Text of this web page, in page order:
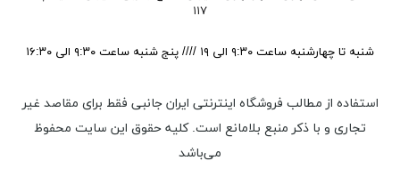
۱۱۷
شنبه تا چهارشنبه ساعت ۹:۳۰ الی ۱۹ //// پنج شنبه ساعت ۹:۳۰ الی ۱۶:۳۰
استفاده از مطالب فروشگاه اینترنتی ایران جانبی فقط برای مقاصد غیر
تجاری و با ذکر منبع بلامانع است. کليه حقوق اين سايت محفوظ
می‌باشد